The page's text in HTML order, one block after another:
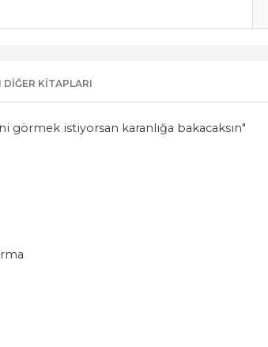
DIĞER KITAPLARI
görmek istiyorsan karanlığa bakacaksın"